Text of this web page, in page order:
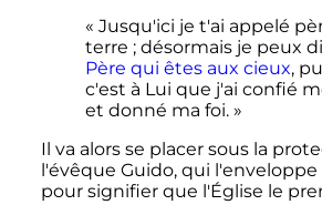
« Jusqu'ici je t'ai appelé
terre ; désormais je peux
Père qui êtes aux cieux,
c'est à Lui que j'ai confié
et donné ma foi. »
Il va alors se placer sous la
l'évêque Guido, qui l'enveloppe
pour signifier que l'Église le